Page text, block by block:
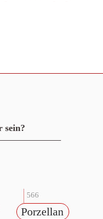
sein?
566
Porzellan